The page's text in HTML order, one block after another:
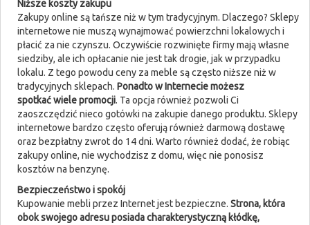
Niższe koszty zakupu
Zakupy online są tańsze niż w tym tradycyjnym. Dlaczego? Sklepy
internetowe nie muszą wynajmować powierzchni lokalowych i
płacić za nie czynszu. Oczywiście rozwinięte firmy mają własne
siedziby, ale ich opłacanie nie jest tak drogie, jak w przypadku
lokalu. Z tego powodu ceny za meble są często niższe niż w
tradycyjnych sklepach. Ponadto w Internecie możesz
spotkać wiele promocji. Ta opcja również pozwoli Ci
zaoszczędzić nieco gotówki na zakupie danego produktu. Sklepy
internetowe bardzo często oferują również darmową dostawę
oraz bezpłatny zwrot do 14 dni. Warto również dodać, że robiąc
zakupy online, nie wychodzisz z domu, więc nie ponosisz
kosztów na benzynę.
Bezpieczeństwo i spokój
Kupowanie mebli przez Internet jest bezpieczne. Strona, która
obok swojego adresu posiada charakterystyczną kłódkę,